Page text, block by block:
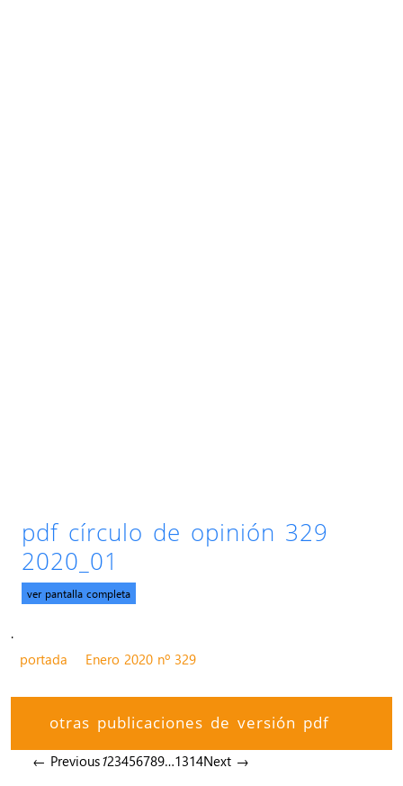
pdf círculo de opinión 329
2020_01
ver pantalla completa
.
portada
Enero 2020 nº 329
otras publicaciones de versión pdf
← Previous123456789…1314Next →